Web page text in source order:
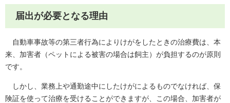
届出が必要となる理由
自動車事故等の第三者行為によりけがをしたときの治療費は、本
来、加害者（ペットによる被害の場合は飼主）が負担するのが原則
です。
しかし、業務上や通勤途中にしたけがによるものでなければ、保
険証を使って治療を受けることができますが、この場合、加害者が